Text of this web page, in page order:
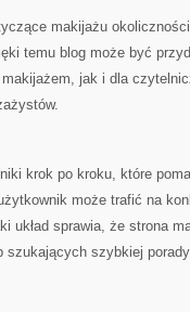
makijażu
temu blog może być
jak i dla
krok po kroku, które
może trafić na
układ sprawia, że strona
szukających szybkiej